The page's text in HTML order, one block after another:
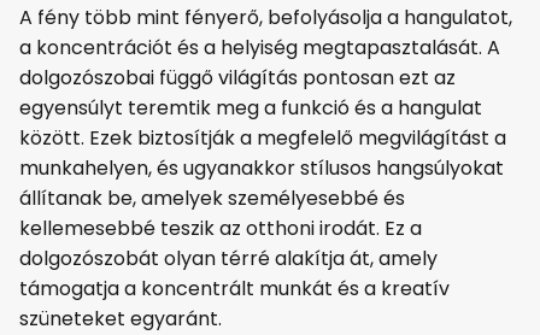
A fény több mint fényerő, befolyásolja a hangulatot,
a koncentrációt és a helyiség megtapasztalását. A
dolgozószobai függő világítás pontosan ezt az
egyensúlyt teremtik meg a funkció és a hangulat
között. Ezek biztosítják a megfelelő megvilágítást a
munkahelyen, és ugyanakkor stílusos hangsúlyokat
állítanak be, amelyek személyesebbé és
kellemesebbé teszik az otthoni irodát. Ez a
dolgozószobát olyan térré alakítja át, amely
támogatja a koncentrált munkát és a kreatív
szüneteket egyaránt.